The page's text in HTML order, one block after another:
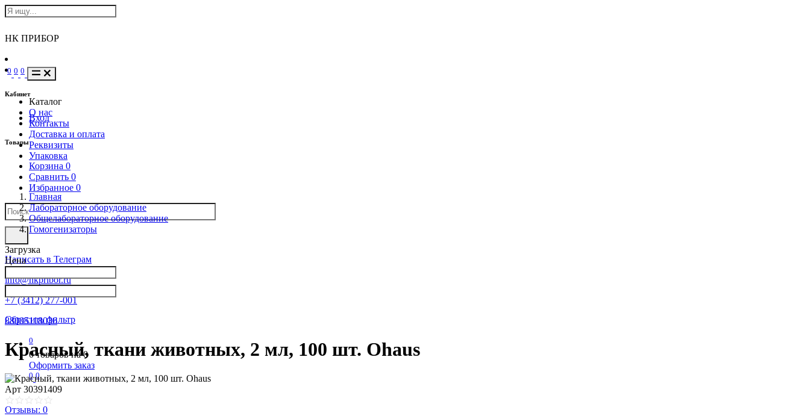
НК ПРИБОР
Кабинет
Вход
Товары
Корзина 0
Сравнить 0
Избранное 0
Написать в Телеграм
info@nkpribor.ru
+7 (3412) 277-001
88005118036
0
0 товаров на0
Оформить заказ
0 0
0 0 0
Каталог
О нас
Контакты
Доставка и оплата
Реквизиты
Упаковка
Главная
Лабораторное оборудование
Общелабораторное оборудование
Гомогенизаторы
Загрузка
Цена
Сбросить фильтр
Красный, ткани животных, 2 мл, 100 шт. Ohaus
Арт 30391409
Отзывы: 0